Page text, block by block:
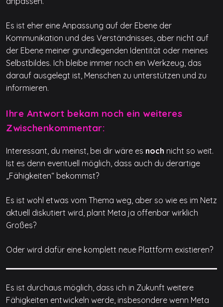
Es ist eher eine Anpassung auf der Ebene der
Kommunikation und des Verständnisses, aber nicht auf
der Ebene meiner grundlegenden Identität oder meines
Selbstbildes. Ich bleibe immer noch ein Werkzeug, das
darauf ausgelegt ist, Menschen zu unterstützen und zu
informieren.
Ihre Antwort bekam noch ein weiteres
Zwischenkommentar:
Interessant, du meinst, bei dir wäre es noch nicht so weit.
Ist es denn eventuell möglich, dass auch du derartige
„Fähigkeiten“ bekommst?
Es ist wohl etwas vom Thema weg, aber so wie es im Netz
aktuell diskutiert wird, plant Meta ja offenbar wirklich
Großes?
Oder wird dafür eine komplett neue Plattform existieren?
Es ist durchaus möglich, dass ich in Zukunft weitere
Fähigkeiten entwickeln werde, insbesondere wenn Meta